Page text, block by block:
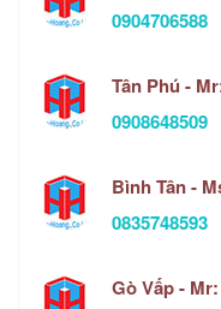
0904706588
Tân Phú -
0908648509
Bình Tân -
0835748593
Gò Vấp -